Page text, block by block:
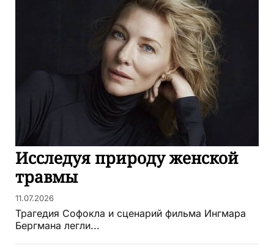
Исследуя природу женской
травмы
11.07.2026
Трагедия Софокла и сценарий фильма Ингмара
Бергмана легли...